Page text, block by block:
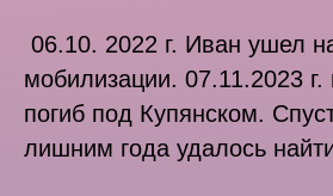
06.10. 2022 г. Иван ушел
мобилизации. 07.11.2023 г.
погиб под Купянском.
лишним года удалось